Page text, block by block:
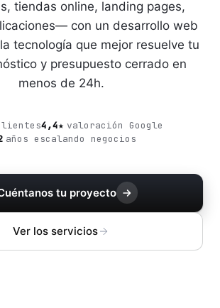
tiendas online, landing pages,
con un desarrollo web
tecnología que mejor resuelve tu
y presupuesto cerrado en
menos de 24h.
4,4★ valoración Google
años escalando negocios
tu proyecto
Ver los servicios